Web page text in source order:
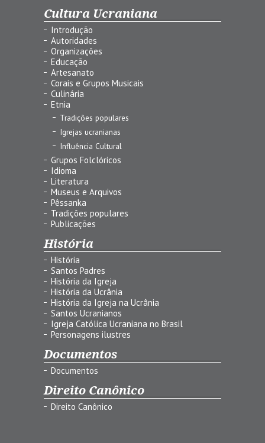
Cultura Ucraniana
Introdução
Autoridades
Organizações
Educação
Artesanato
Corais e Grupos Musicais
Culinária
Etnia
Tradições populares
Igrejas ucranianas
Influência Cultural
Grupos Folclóricos
Idioma
Literatura
Museus e Arquivos
Pêssanka
Tradições populares
Publicações
História
História
Santos Padres
História da Igreja
História da Ucrânia
História da Igreja na Ucrânia
Santos Ucranianos
Igreja Católica Ucraniana no Brasil
Personagens ilustres
Documentos
Documentos
Direito Canônico
Direito Canônico